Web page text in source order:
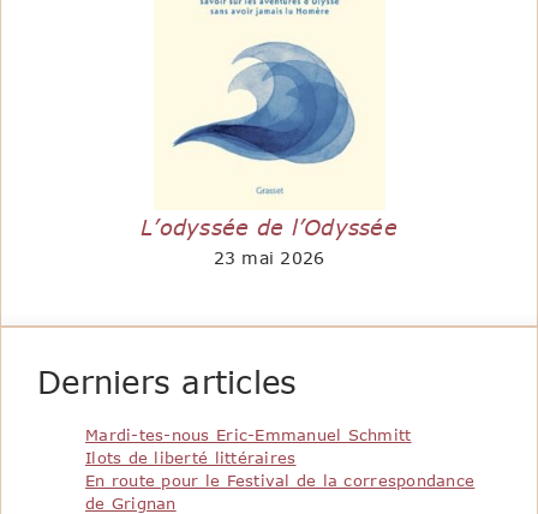
L’odyssée de l’Odyssée
23 mai 2026
Derniers articles
Mardi-tes-nous Eric-Emmanuel Schmitt
Ilots de liberté littéraires
En route pour le Festival de la correspondance
de Grignan